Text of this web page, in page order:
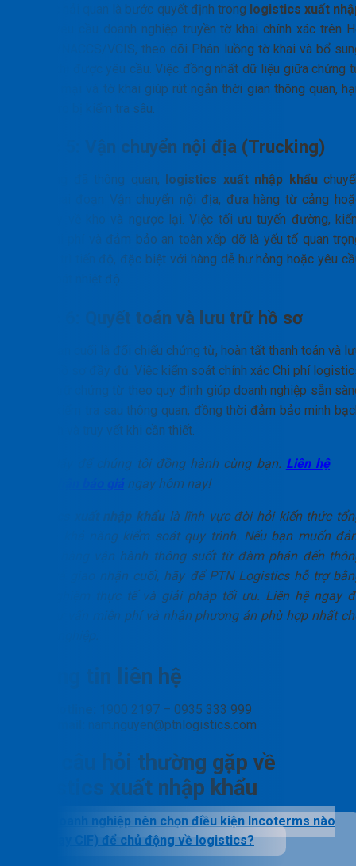
Thủ tục hải quan là bước quyết định trong logistics xuất
, yêu cầu doanh nghiệp truyền tờ khai chính xác trên
thống VNACCS/VCIS, theo dõi Phân luồng tờ khai và bổ
hồ sơ khi được yêu cầu. Việc đồng nhất dữ liệu giữa chứng
thương mại và tờ khai giúp rút ngắn thời gian thông quan,
chế rủi ro bị kiểm tra sâu.
Bước 5: Vận chuyển nội địa (Trucking)
Khi hàng đã thông quan, logistics xuất nhập khẩu
sang giai đoạn Vận chuyển nội địa, đưa hàng từ cảng
sân bay về kho và ngược lại. Việc tối ưu tuyến đường,
soát chi phí và đảm bảo an toàn xếp dỡ là yếu tố quan
để duy trì tiến độ, đặc biệt với hàng dễ hư hỏng hoặc yêu
kiểm soát nhiệt độ.
Bước 6: Quyết toán và lưu trữ hồ sơ
Giai đoạn cuối là đối chiếu chứng từ, hoàn tất thanh toán và
trữ bộ hồ sơ đầy đủ. Việc kiểm soát chính xác Chi phí
và lưu trữ chứng từ theo quy định giúp doanh nghiệp sẵn
khi có kiểm tra sau thông quan, đồng thời đảm bảo minh
tài chính và truy vết khi cần thiết.
Hãy để chúng tôi đồng hành cùng bạn. Liên hệ
nhận báo giá ngay hôm nay!
Logistics xuất nhập khẩulà lĩnh vực đòi hỏi kiến thức
hợp và khả năng kiểm soát quy trình. Nếu bạn muốn
bảo lô hàng vận hành thông suốt từ đàm phán đến
quan và giao nhận cuối, hãy để PTN Logistics hỗ trợ
kinh nghiệm thực tế và giải pháp tối ưu. Liên hệ ngay
được tư vấn miễn phí và nhận phương án phù hợp nhất
Thông tin liên hệ
1900 2197 – 0935 333 999
nam.nguyen@ptnlogistics.com
Các câu hỏi thường gặp về
logistics xuất nhập khẩu
Doanh nghiệp nên chọn điều kiện Incoterms nào
(FOB hay CIF) để chủ động về logistics?